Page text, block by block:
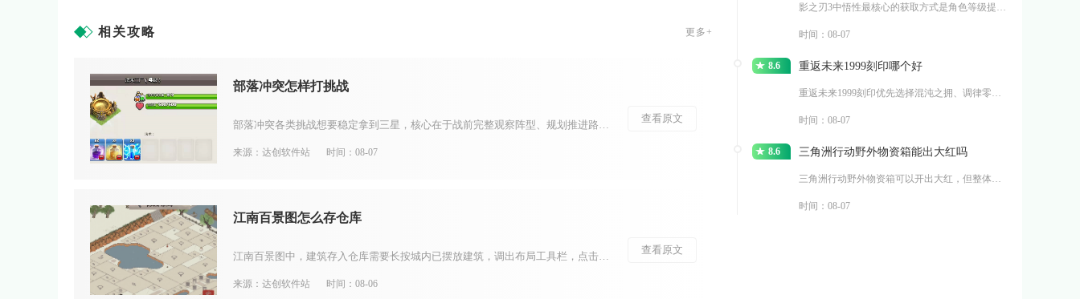
相关攻略 更多+
部落冲突怎样打挑战
部落冲突各类挑战想要稳定拿到三星，核心在于战前完整观察阵型、规划推进路线，依靠清边引导部队走向核心区域，配合法术与英雄技能精准化解高威胁防御，避开陷阱造成的大规模减员，合理把控进攻时长。挑战关卡自带固定兵种、英雄与法术配置，无法自由调整兵力，照搬通用...
来源：达创软件站 时间：08-07
查看原文
江南百景图怎么存仓库
江南百景图中，建筑存入仓库需要长按城内已摆放建筑，调出布局工具栏，点击存放图标收纳至营造界面的“已存”栏目，农林产出资源则会自动存入对应城市实体仓库，两类存储相互独立，不能混用。不少玩家容易混淆两种仓库的功能，导致收纳失败，想要顺利完成存放操作，首先...
来源：达创软件站 时间：08-06
查看原文
时间：08-07
8.6 重返未来1999刻印哪个好
时间：08-07
8.6 三角洲行动野外物资箱能出大红吗
时间：08-07